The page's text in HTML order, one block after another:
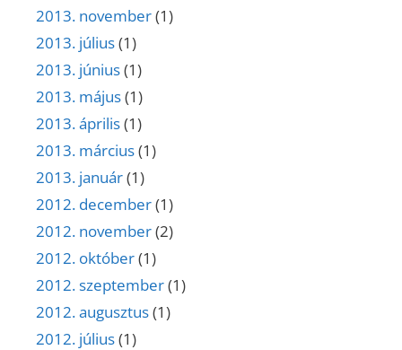
2013. november(1)
2013. július(1)
2013. június(1)
2013. május(1)
2013. április(1)
2013. március(1)
2013. január(1)
2012. december(1)
2012. november(2)
2012. október(1)
2012. szeptember(1)
2012. augusztus(1)
2012. július(1)